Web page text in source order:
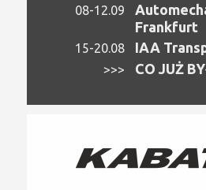
08-12.09
Frankfurt
15-20.08 IAA
>>> CO JUŻ